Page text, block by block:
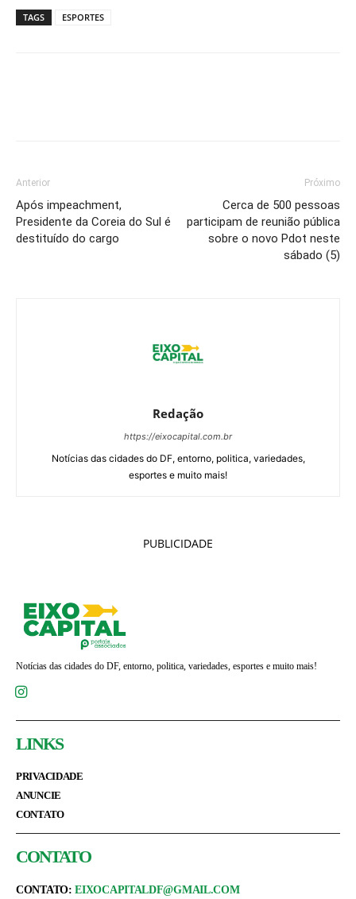
TAGS ESPORTES
Anterior
Após impeachment,
Presidente da Coreia do Sul é
destituído do cargo
Próximo
Cerca de 500 pessoas
participam de reunião pública
sobre o novo Pdot neste
sábado (5)
Redação
https://eixocapital.com.br
Notícias das cidades do DF, entorno, politica, variedades,
esportes e muito mais!
PUBLICIDADE
Notícias das cidades do DF, entorno, politica, variedades, esportes e muito mais!
LINKS
PRIVACIDADE
ANUNCIE
CONTATO
CONTATO
CONTATO:EIXOCAPITALDF@GMAIL.COM